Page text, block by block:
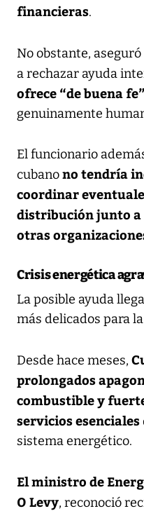
financieras.
No obstante, aseguró
a rechazar ayuda
ofrece “de buena fe”
genuinamente
El funcionario
cubanono tendría
coordinar
distribución junto a
otras
Crisis energética
La posible ayuda
más delicados para
Desde hace meses,
prolongados
combustible y
servicios esenciales
sistema energético.
El ministro de
O Levy, reconoció